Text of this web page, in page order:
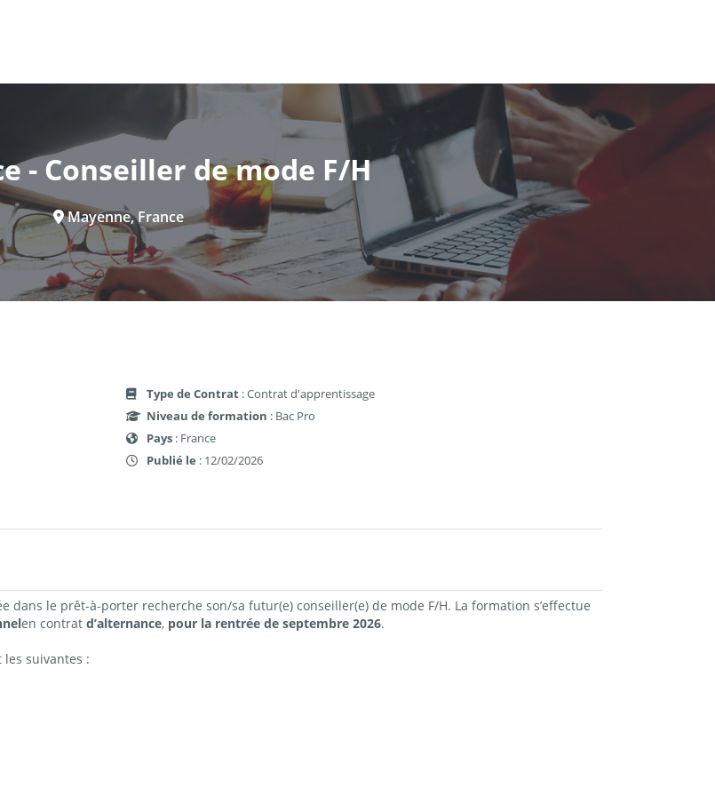
- Conseiller de mode F/H
Mayenne, France
Type de Contrat : Contrat d'apprentissage
Niveau de formation : Bac Pro
Pays : France
Publié le : 12/02/2026
dans le prêt-à-porter recherche son/sa futur(e) conseiller(e) de mode F/H. La formation s’effectue
en contrat d’alternance, pour la rentrée de septembre 2026.
suivantes :